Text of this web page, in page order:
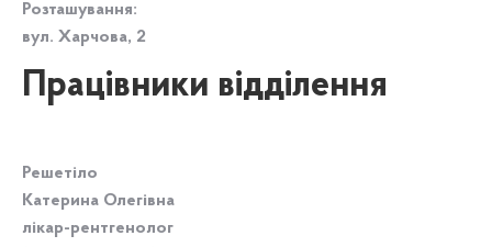
Розташування:
вул. Харчова, 2
Працівники відділення
Решетіло
Катерина Олегівна
лікар-рентгенолог